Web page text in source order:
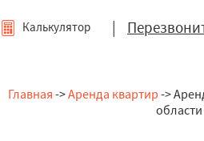
|
Калькулятор
Главная ->Аренда квартир ->
области